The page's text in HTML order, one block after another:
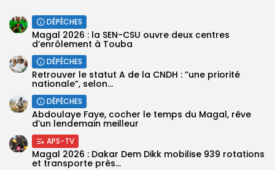
DÉPÊCHES
Magal 2026 : la SEN-CSU ouvre deux centres
d’enrôlement à Touba
DÉPÊCHES
Retrouver le statut A de la CNDH : ”une priorité
nationale”, selon...
DÉPÊCHES
Abdoulaye Faye, cocher le temps du Magal, rêve
d’un lendemain meilleur
APS-TV
Magal 2026 : Dakar Dem Dikk mobilise 939 rotations
et transporte près...